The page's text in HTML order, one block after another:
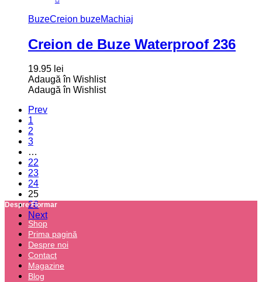
BuzeCreion buzeMachiaj
Creion de Buze Waterproof 236
19.95 lei
Adaugă în Wishlist
Adaugă în Wishlist
Prev
1
2
3
…
22
23
24
25
26
Next
Despre Flormar
Shop
Prima pagină
Despre noi
Contact
Magazine
Blog